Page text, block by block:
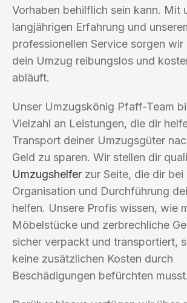
Vorhaben behilflich sein kann. Mit
langjährigen Erfahrung und
professionellen Service sorgen wir
dein Umzug reibungslos und
abläuft.
Unser Umzugskönig Pfaff-Team
Vielzahl an Leistungen, die dir
Transport deiner Umzugsgüter
Geld zu sparen. Wir stellen dir
Umzugshelfer zur Seite, die dir bei
Organisation und Durchführung
helfen. Unsere Profis wissen, wie
Möbelstücke und zerbrechliche
sicher verpackt und transportiert,
keine zusätzlichen Kosten durch
Beschädigungen befürchten musst.